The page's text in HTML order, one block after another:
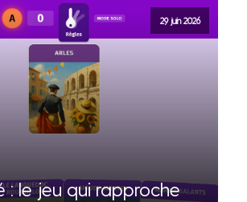
29 juin 2026
: le jeu qui rapproche